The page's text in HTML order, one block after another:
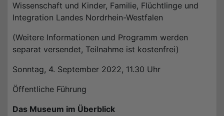
Wissenschaft und Kinder, Familie, Flüchtlinge und
Integration Landes Nordrhein-Westfalen
(Weitere Informationen und Programm werden
separat versendet, Teilnahme ist kostenfrei)
Sonntag, 4. September 2022, 11.30 Uhr
Öffentliche Führung
Das Museum im Überblick